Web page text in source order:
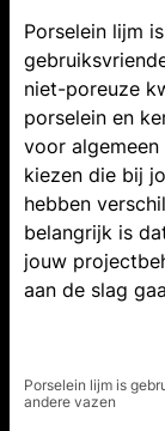
Porselein lijm
niet-poreuze
porselein en
voor
kiezen die bij
hebben
belangrijk is
jouw
aan de slag
Porselein lijm is
andere vazen